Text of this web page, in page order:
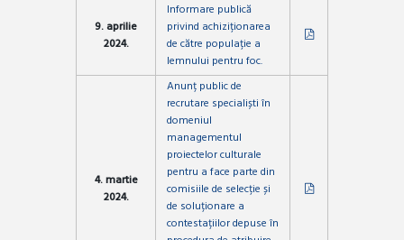
9. aprilie
2024.
Informare publică
privind achiziționarea
de către populație a
lemnului pentru foc.
4. martie
2024.
Anunț public de
recrutare specialiști în
domeniul
managementul
proiectelor culturale
pentru a face parte din
comisiile de selecție și
de soluționare a
contestațiilor depuse în